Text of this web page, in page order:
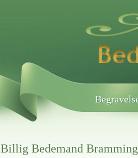
Billig Bedemand Bramming